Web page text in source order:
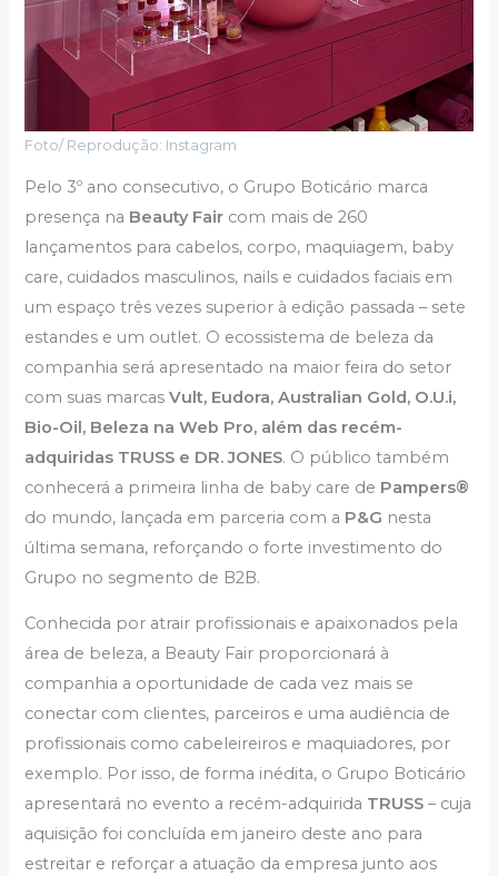
Foto/ Reprodução: Instagram
Pelo 3º ano consecutivo, o Grupo Boticário marca
presença na Beauty Fair com mais de 260
lançamentos para cabelos, corpo, maquiagem, baby
care, cuidados masculinos, nails e cuidados faciais em
um espaço três vezes superior à edição passada – sete
estandes e um outlet. O ecossistema de beleza da
companhia será apresentado na maior feira do setor
com suas marcasVult, Eudora, Australian Gold, O.U.i,
Bio-Oil, Beleza na Web Pro, além das recém-
adquiridas TRUSS e DR. JONES. O público também
conhecerá a primeira linha de baby care de Pampers®
do mundo, lançada em parceria com a P&G nesta
última semana, reforçando o forte investimento do
Grupo no segmento de B2B.
Conhecida por atrair profissionais e apaixonados pela
área de beleza, a Beauty Fair proporcionará à
companhia a oportunidade de cada vez mais se
conectar com clientes, parceiros e uma audiência de
profissionais como cabeleireiros e maquiadores, por
exemplo. Por isso, de forma inédita, o Grupo Boticário
apresentará no evento a recém-adquirida TRUSS– cuja
aquisição foi concluída em janeiro deste ano para
estreitar e reforçar a atuação da empresa junto aos